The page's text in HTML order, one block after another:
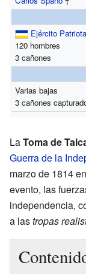
Ejército Patriota
120 hombres
3 cañones
Varias bajas
3 cañones
LaToma de
Guerra de la
marzo de 1814
evento, las
independencia,
a lastropas